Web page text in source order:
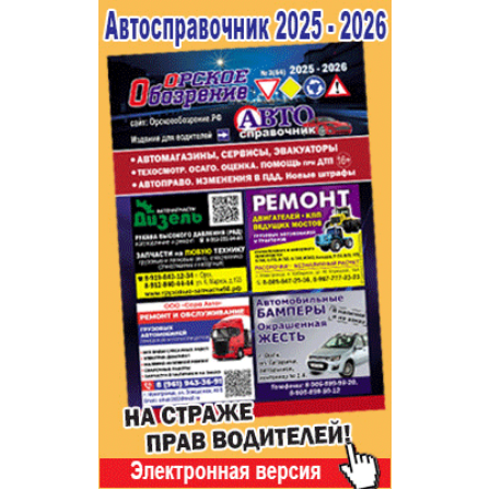
Строительство и ремонт
Авто и мото
Рестораны, кафе, бары
Развлечения и отдых
Спорт Фитнес
Недвижимость
Красота Косметология
Телекоммуникации и связь
Торговля
Бизнес и финансы
Юристы, Экспертиза, Страхование
Ремонт
Социальные организации
Это интересно
Администрация
Популярное →
Строительство и ремонт